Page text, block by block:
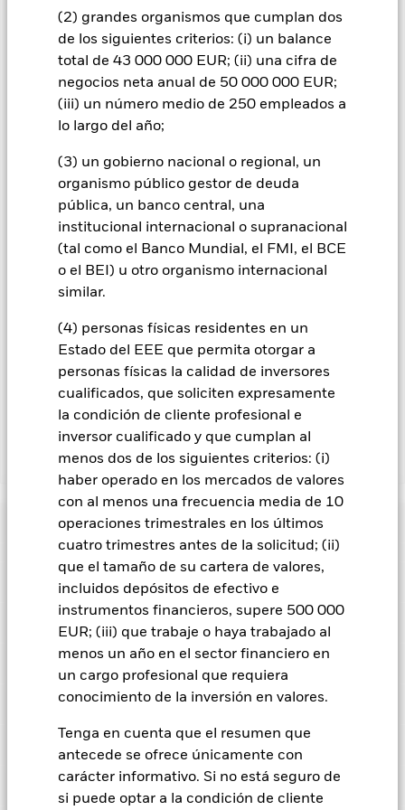
(2) grandes organismos que cumplan dos
de los siguientes criterios: (i) un balance
total de 43 000 000 EUR; (ii) una cifra de
negocios neta anual de 50 000 000 EUR;
(iii) un número medio de 250 empleados a
lo largo del año;
(3) un gobierno nacional o regional, un
organismo público gestor de deuda
pública, un banco central, una
institucional internacional o supranacional
(tal como el Banco Mundial, el FMI, el BCE
o el BEI) u otro organismo internacional
similar.
(4) personas físicas residentes en un
Estado del EEE que permita otorgar a
personas físicas la calidad de inversores
cualificados, que soliciten expresamente
la condición de cliente profesional e
inversor cualificado y que cumplan al
menos dos de los siguientes criterios: (i)
haber operado en los mercados de valores
con al menos una frecuencia media de 10
operaciones trimestrales en los últimos
cuatro trimestres antes de la solicitud; (ii)
que el tamaño de su cartera de valores,
incluidos depósitos de efectivo e
instrumentos financieros, supere 500 000
EUR; (iii) que trabaje o haya trabajado al
menos un año en el sector financiero en
un cargo profesional que requiera
conocimiento de la inversión en valores.
Tenga en cuenta que el resumen que
antecede se ofrece únicamente con
carácter informativo. Si no está seguro de
si puede optar a la condición de cliente
rendimientos o reembolsar el capital al Fondo en su momento
debido. La cobertura de divisas está diseñada para reducir,
pero no puede eliminar, el impacto de los movimientos entre
la Moneda base y las divisas en las que se negocia parte o la
totalidad de los instrumentos subyacentes. Dependiendo de
los tipos de cambio, esto puede tener un impacto positivo o
Todas las clases de acciones con cobertura de divisas de este
fondo utilizan derivados para cubrir el riesgo de divisas. El
uso de derivados para una clase de acciones podría conllevar
un posible riesgo de contagio (también denominado «spill-
over») a otras clases de acciones del fondo. La sociedad
gestora del fondo se asegurará de que se dispone de los
procedimientos adecuados para minimizar el riesgo de
contagio a otras clases de acciones. En el menú desplegable
que figura justo debajo del nombre del fondo, podrá ver un
acciones con cobertura de divisas se identifican mediante la
palabra «Hedged» en su nombre. Además, el listado
completo de todas las clases de acciones con cobertura de
divisas está disponible mediante solicitud a la sociedad
Mostrar menos
iShares iBonds Dec 2033 Term € Corp UCITS ETF
Rentabilidad
Gráfico de rendimiento
Rentabilidad
Este gráfico muestra la rentabilidad del producto como el
porcentaje de pérdidas o ganancias anuales en los 1
últimos años frente a su índice de referencia. Puede
El riesgo de crédito, los cambios en los tipos de interés y/o los
la rentabilidad de los títulos de renta fija. Las rebajas de la
calificación de solvencia potenciales o reales pueden
fijo están diseñados para que los inversores mantengan las
acciones/participaciones durante todo el periodo del fondo;
fondo también puede mostrar un mayor riesgo de cierre
mantenidos, los riesgos en los que incurran los inversores
excluye a empresas de ciertas actividades incompatibles con
los criterios ESG, si dichas actividades superan los umbrales
reducir el posible universo de inversión y afectar
Datos clave
Activos Netos
a 05 ago 2026
EUR 37.132.425
Fecha de lanzamiento de la
Clase de activo
Clasificación SFDR
Artículo 8 - ESG
Caracteristicas
Características del Fondo
Número de posiciones
Beta de las acciones a 3 años
Arabia Saudita
Posiciones
a 04 ago 2026
Desglose
Préstamo de valores